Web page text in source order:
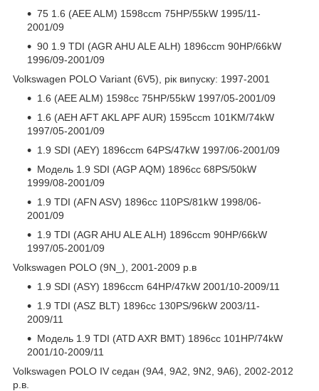
75 1.6 (AEE ALM) 1598ccm 75HP/55kW 1995/11-
2001/09
90 1.9 TDI (AGR AHU ALE ALH) 1896ccm 90HP/66kW
1996/09-2001/09
Volkswagen POLO Variant (6V5), рік випуску: 1997-2001
1.6 (AEE ALM) 1598cc 75HP/55kW 1997/05-2001/09
1.6 (AEH AFT AKL APF AUR) 1595ccm 101KM/74kW
1997/05-2001/09
1.9 SDI (AEY) 1896ccm 64PS/47kW 1997/06-2001/09
Модель 1.9 SDI (AGP AQM) 1896cc 68PS/50kW
1999/08-2001/09
1.9 TDI (AFN ASV) 1896cc 110PS/81kW 1998/06-
2001/09
1.9 TDI (AGR AHU ALE ALH) 1896ccm 90HP/66kW
1997/05-2001/09
Volkswagen POLO (9N_), 2001-2009 р.в
1.9 SDI (ASY) 1896ccm 64HP/47kW 2001/10-2009/11
1.9 TDI (ASZ BLT) 1896cc 130PS/96kW 2003/11-
2009/11
Модель 1.9 TDI (ATD AXR BMT) 1896cc 101HP/74kW
2001/10-2009/11
Volkswagen POLO IV седан (9A4, 9A2, 9N2, 9A6), 2002-2012
р.в.